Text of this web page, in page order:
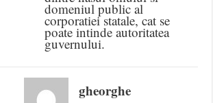
domeniul public al
corporatiei statale, cat se
poate intinde autoritatea
guvernului.
gheorghe